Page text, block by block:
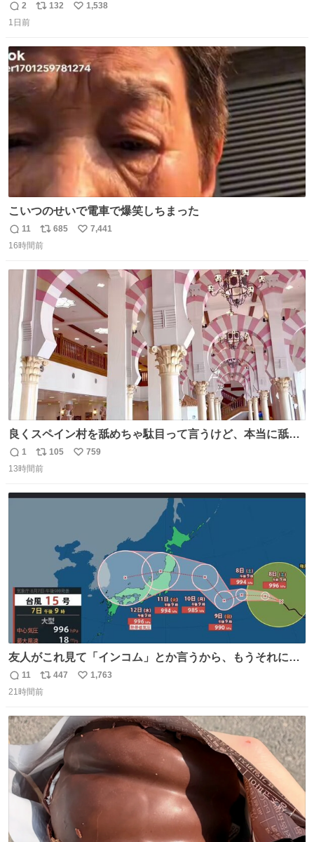
返
信
2
リ
ト
数
132
い
1,538
1日前
こいつのせいで電車で爆笑しちまった
返
信
11
リ
ポ
ト
数
685
い
7,441
16時間前
良くスペイン村を舐めちゃ駄目って言うけど、本当に舐め
ちゃ行けないのはスペィン村ホテル🏛🏨 だってロビーから
中庭抜けるだけでこの有様🤩 ディズニーホテル泊まってる
ニャは益々素晴らしい場所になってる
返
信
1
リ
ポ
105
い
759
13時間前
友人がこれ見て「インコム」とか言うから、もうそれにし
か見えなくなっちゃった。
返
信
11
リ
ポ
ト
数
447
い
数
1,763
21時間前